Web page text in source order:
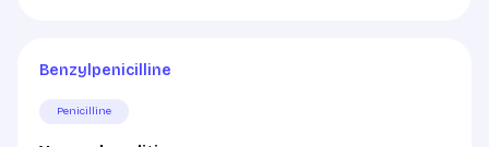
Benzylpenicilline
Penicilline